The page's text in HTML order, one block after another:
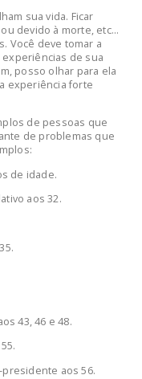
sua vida. Ficar
devido à morte, etc…
Você deve tomar a
de sua
posso olhar para ela
experiência forte
de pessoas que
de problemas que
de idade.
aos 32.
43, 46 e 48.
aos 56.